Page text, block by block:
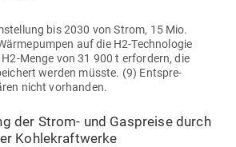
bis 2030 von Strom, 15 Mio.
auf die H2-Tech­no­logie
Menge von 31 900 t erfordern, die
werden müsste. (9) Ent­spre­
nicht vorhanden.
der Strom- und Gas­preise durch
Kohlekraftwerke